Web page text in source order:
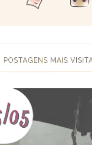
POSTAGENS MAIS